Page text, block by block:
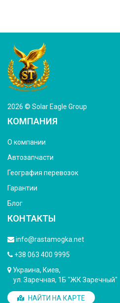
2026 © Solar Eagle Group
КОМПАНИЯ
О компании
Автозапчасти
География перевозок
Гарантии
Блог
КОНТАКТЫ
info@rastamogka.net
+38 063 400 9995
Украина, Киев,
ул. Заречная, 1Б "ЖК Заречный"
НАЙТИ НА КАРТЕ